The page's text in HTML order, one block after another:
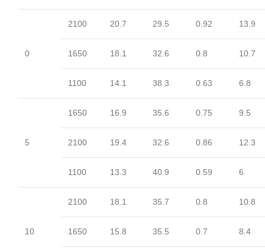
0
2100 20.7 29.5 0.92 13.9
1650 18.1 32.6 0.8 10.7
1100 14.1 38.3 0.63 6.8
5
1650 16.9 35.6 0.75 9.5
2100 19.4 32.6 0.86 12.3
1100 13.3 40.9 0.59 6
10
2100 18.1 35.7 0.8 10.8
1650 15.8 35.5 0.7 8.4